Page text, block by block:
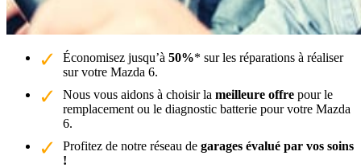
Économisez jusqu’à 50%* sur les réparations à réaliser
sur votre Mazda 6.
Nous vous aidons à choisir la meilleure offre pour le
remplacement ou le diagnostic batterie pour votre Mazda
6.
Profitez de notre réseau de garages évalué par vos soins
!